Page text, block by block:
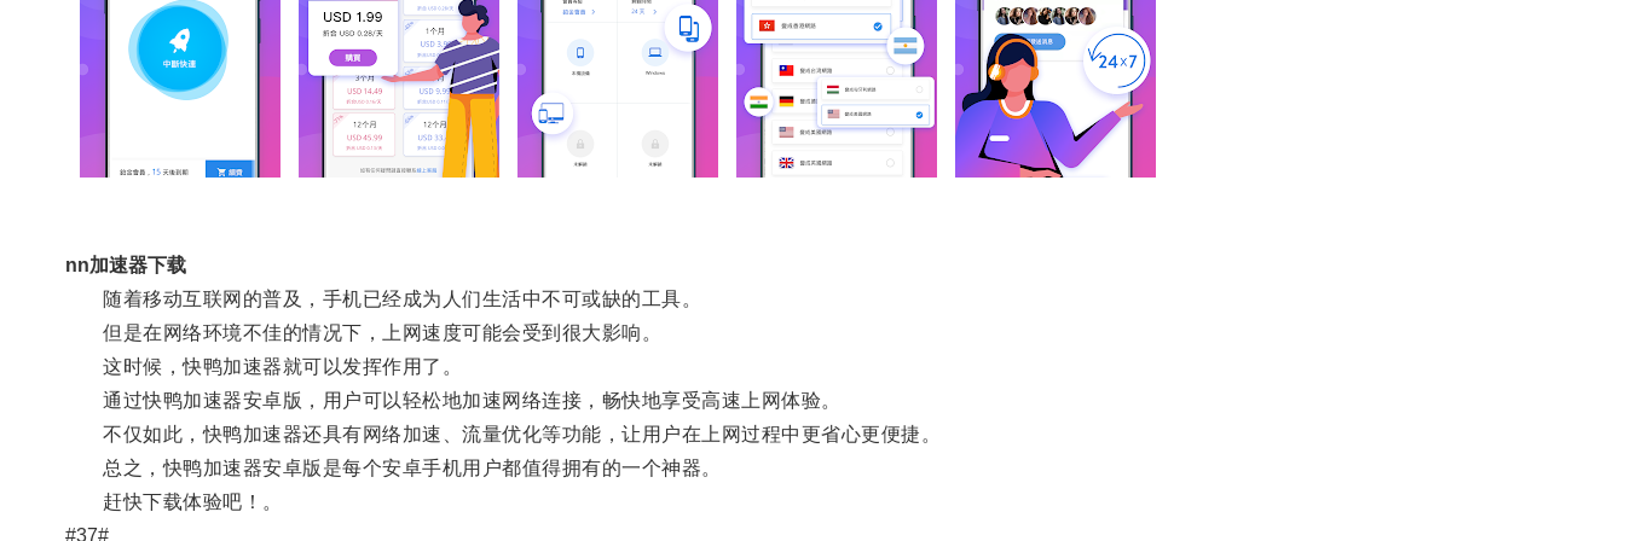
nn加速器下载
随着移动互联网的普及，手机已经成为人们生活中不可或缺的工具。
但是在网络环境不佳的情况下，上网速度可能会受到很大影响。
这时候，快鸭加速器就可以发挥作用了。
通过快鸭加速器安卓版，用户可以轻松地加速网络连接，畅快地享受高速上网体验。
不仅如此，快鸭加速器还具有网络加速、流量优化等功能，让用户在上网过程中更省心更便捷。
总之，快鸭加速器安卓版是每个安卓手机用户都值得拥有的一个神器。
赶快下载体验吧！。
#37#